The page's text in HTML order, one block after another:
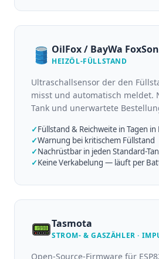
🛢️ OilFox / BayWa
HEIZÖL-FÜLLSTAND
Ultraschallsensor der den
misst und automatisch meldet.
Tank und unerwartete
✓Füllstand & Reichweite in Tagen in
✓Warnung bei kritischem Füllstand
✓Nachrüstbar in jeden Standard-
✓Keine Verkabelung — läuft per
📟Tasmota
STROM- & GASZÄHLER ·
Open-Source-Firmware für